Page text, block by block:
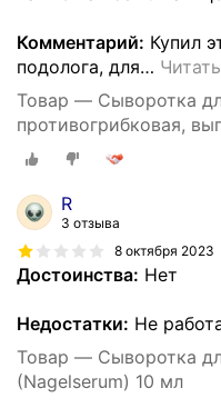
Комментарий: Купил
подолога, для…
Товар — Сыворотка
противогрибковая,
R
3 отзыва
8 октября 2023
Достоинства: Нет
Недостатки: Не
Товар — Cыворотка
(Nagelserum) 10 мл